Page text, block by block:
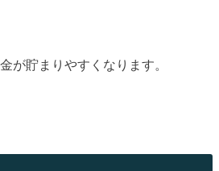
が貯まりやすくなります。